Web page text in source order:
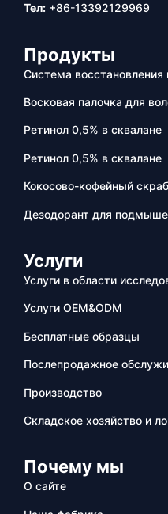
Тел: +86-13392129969
Продукты
Система восстановления
Восковая палочка для
Ретинол 0,5% в сквалане
Ретинол 0,5% в сквалане
Кокосово-кофейный скраб
Дезодорант для
Услуги
Услуги в области
Услуги OEM&ODM
Бесплатные образцы
Послепродажное
Производство
Складское хозяйство и
Почему мы
О сайте